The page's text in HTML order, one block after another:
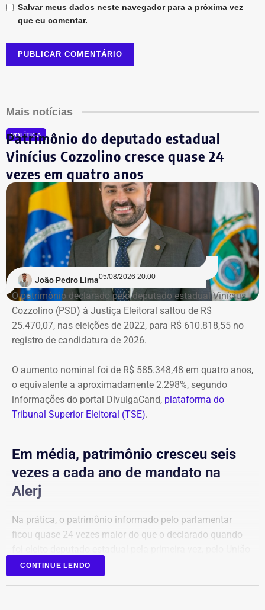
Salvar meus dados neste navegador para a próxima vez
que eu comentar.
Mais notícias
POLÍTICA
Patrimônio do deputado estadual
Vinícius Cozzolino cresce quase 24
vezes em quatro anos
João Pedro Lima05/08/2026 20:00
O patrimônio declarado pelo deputado estadual Vinícius
Cozzolino (PSD) à Justiça Eleitoral saltou de R$
25.470,07, nas eleições de 2022, para R$ 610.818,55 no
registro de candidatura de 2026.
O aumento nominal foi de R$ 585.348,48 em quatro anos,
o equivalente a aproximadamente 2.298%, segundo
informações do portal DivulgaCand, plataforma do
Tribunal Superior Eleitoral (TSE).
Em média, patrimônio cresceu seis
vezes a cada ano de mandato na
Alerj
Na prática, o patrimônio informado pelo parlamentar
ficou quase 24 vezes maior do que o declarado quando
Brasil.
CONTINUE LENDO